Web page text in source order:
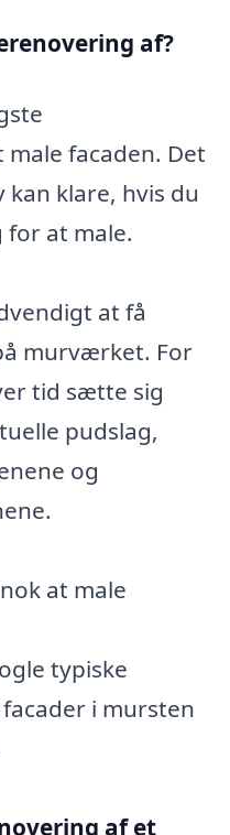
af?
facaden. Det
klare, hvis du
for at male.
at få
murværket. For
tid sætte sig
pudslag,
og
at male
typiske
i mursten
af et